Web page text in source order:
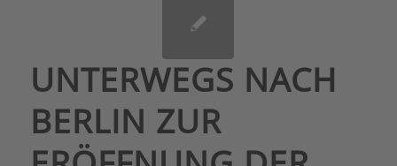
UNTERWEGS NACH
BERLIN ZUR